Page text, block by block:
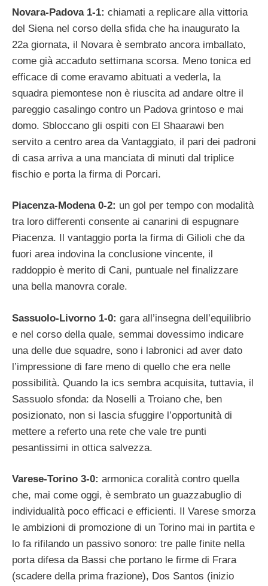
Novara-Padova 1-1: chiamati a replicare alla vittoria
del Siena nel corso della sfida che ha inaugurato la
22a giornata, il Novara è sembrato ancora imballato,
come già accaduto settimana scorsa. Meno tonica ed
efficace di come eravamo abituati a vederla, la
squadra piemontese non è riuscita ad andare oltre il
pareggio casalingo contro un Padova grintoso e mai
domo. Sbloccano gli ospiti con El Shaarawi ben
servito a centro area da Vantaggiato, il pari dei padroni
di casa arriva a una manciata di minuti dal triplice
fischio e porta la firma di Porcari.
Piacenza-Modena 0-2: un gol per tempo con modalità
tra loro differenti consente ai canarini di espugnare
Piacenza. Il vantaggio porta la firma di Gilioli che da
fuori area indovina la conclusione vincente, il
raddoppio è merito di Cani, puntuale nel finalizzare
una bella manovra corale.
Sassuolo-Livorno 1-0: gara all’insegna dell’equilibrio
e nel corso della quale, semmai dovessimo indicare
una delle due squadre, sono i labronici ad aver dato
l’impressione di fare meno di quello che era nelle
possibilità. Quando la ics sembra acquisita, tuttavia, il
Sassuolo sfonda: da Noselli a Troiano che, ben
posizionato, non si lascia sfuggire l’opportunità di
mettere a referto una rete che vale tre punti
pesantissimi in ottica salvezza.
Varese-Torino 3-0: armonica coralità contro quella
che, mai come oggi, è sembrato un guazzabuglio di
individualità poco efficaci e efficienti. Il Varese smorza
le ambizioni di promozione di un Torino mai in partita e
lo fa rifilando un passivo sonoro: tre palle finite nella
porta difesa da Bassi che portano le firme di Frara
(scadere della prima frazione), Dos Santos (inizio